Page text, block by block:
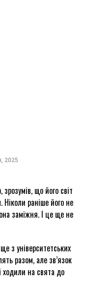
2025
що його світ
раніше його не
заміжня. І це ще не
з університетських
разом, але зв’язок
ходили на свята до